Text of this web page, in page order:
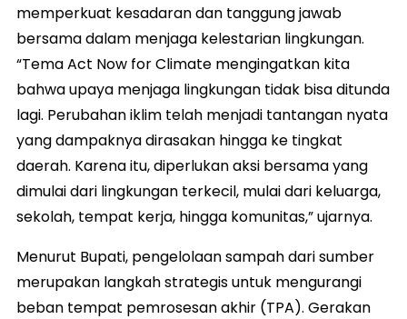
memperkuat kesadaran dan tanggung jawab
bersama dalam menjaga kelestarian lingkungan.
“Tema Act Now for Climate mengingatkan kita
bahwa upaya menjaga lingkungan tidak bisa ditunda
lagi. Perubahan iklim telah menjadi tantangan nyata
yang dampaknya dirasakan hingga ke tingkat
daerah. Karena itu, diperlukan aksi bersama yang
dimulai dari lingkungan terkecil, mulai dari keluarga,
sekolah, tempat kerja, hingga komunitas,” ujarnya.
Menurut Bupati, pengelolaan sampah dari sumber
merupakan langkah strategis untuk mengurangi
beban tempat pemrosesan akhir (TPA). Gerakan